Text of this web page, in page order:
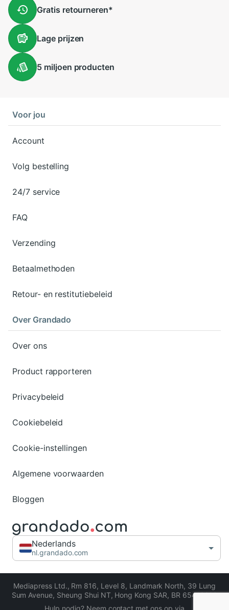
Gratis retourneren*
Lageprijzen
5 miljoen producten
Voor jou
Account
Volg bestelling
24/7 service
FAQ
Verzending
Betaalmethoden
Retour- en restitutiebeleid
Over Grandado
Over ons
Product rapporteren
Privacybeleid
Cookiebeleid
Cookie-instellingen
Algemene voorwaarden
Bloggen
Nederlands
nl.grandado.com
Mediapress Ltd., Rm 816, Level 8, Landmark North, 39 Lung
Sum Avenue, Sheung Shui NT, Hong Kong SAR, BR 65413206
Hulp nodig? Neem contact met ons op via